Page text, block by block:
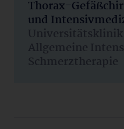
Thorax-
und
Universitätsklinik
Allgemeine
Schmerztherapie